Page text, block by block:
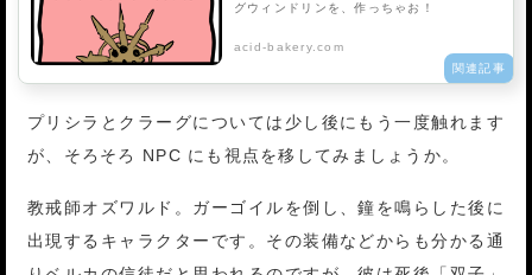
グウィンドリンを、作っちゃお！
acid-bakery.com
プリシラとクラーグについては少し後にもう一度触れます
が、そろそろ NPC にも視点を移してみましょうか。
教戒師オズワルド。ガーゴイルを倒し、鐘を鳴らした後に
出現するキャラクターです。その装備などからも分かる通